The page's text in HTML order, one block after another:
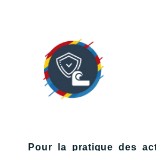
Pour la pratique des